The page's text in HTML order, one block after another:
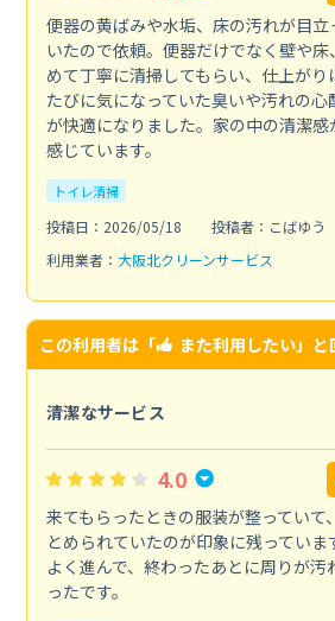
便器の黄ばみや水垢、床の汚れが目立
いたので依頼。便器だけでなく壁や
めて丁寧に清掃してもらい、仕上がり
たびに気になっていた臭いや汚れの心
が快適になりました。家の中の清潔感
感じています。
トイレ清掃
投稿日：2026/05/18
投稿者：こばゆう
利用業者： 大阪北クリーンサービス
この利用者は「 また利用したい」と
清潔なサービス
4.0
来てもらったときの服装が整っていて
とめられていたのが印象に残ってい
よく進んで、終わったあとに周りが汚
ったです。